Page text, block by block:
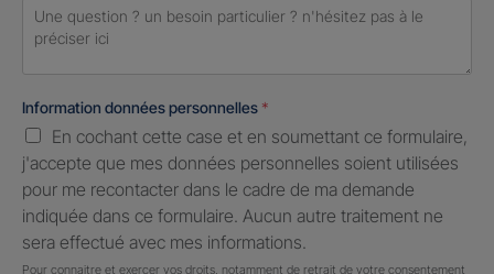
Information données personnelles *
En cochant cette case et en soumettant ce formulaire,
j'accepte que mes données personnelles soient utilisées
pour me recontacter dans le cadre de ma demande
indiquée dans ce formulaire. Aucun autre traitement ne
sera effectué avec mes informations.
Pour connaitre et exercer vos droits, notamment de retrait de votre consentement